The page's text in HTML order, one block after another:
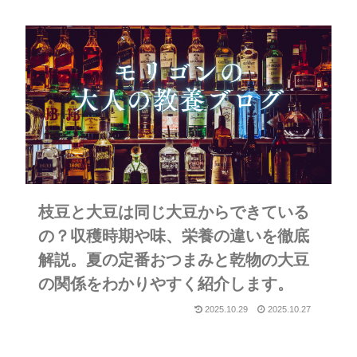
枝豆と大豆は同じ大豆からできている
の？収穫時期や味、栄養の違いを徹底
解説。夏の定番おつまみと乾物の大豆
の関係をわかりやすく紹介します。
2025.10.29 2025.10.27